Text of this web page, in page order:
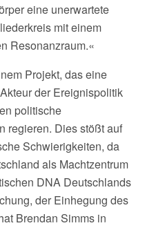
eine unerwartete
mit einem
Resonanzraum.«
Projekt, das eine
der Ereignispolitik
politische
regieren. Dies stößt auf
Schwierigkeiten, da
als Machtzentrum
DNA Deutschlands
der Einhegung des
Brendan Simms in